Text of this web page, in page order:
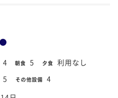
4 朝食 5 夕食 利用なし
5 その他設備 4